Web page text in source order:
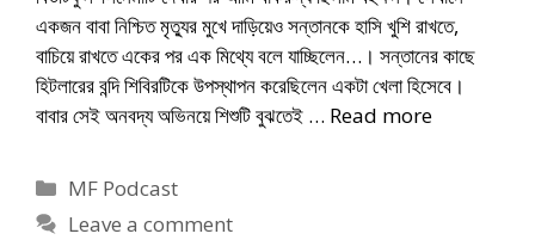
একজন বাবা নিশ্চিত মৃত্যুর মুখে দাড়িয়েও সন্তানকে হাসি খুশি রাখতে,
বাচিয়ে রাখতে একের পর এক মিথ্যে বলে যাচ্ছিলেন…। সন্তানের কাছে
হিটলারের বন্দি শিবিরটিকে উপস্থাপন করেছিলেন একটা খেলা হিসেবে।
বাবার সেই অনবদ্য অভিনয়ে শিশুটি বুঝতেই … Read more
Categories
MF Podcast
Leave a comment